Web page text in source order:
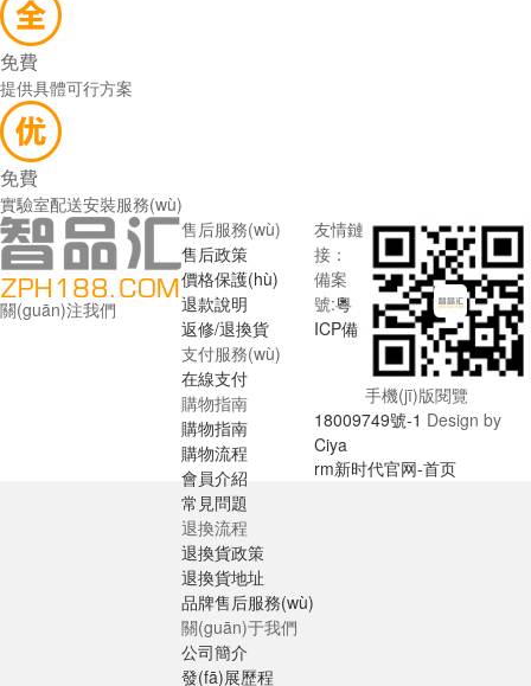
免費
提供具體可行方案
免費
實驗室配送安裝服務(wù)
關(guān)注我們
售后服務(wù)
售后政策
價格保護(hù)
退款說明
返修/退換貨
支付服務(wù)
在線支付
購物指南
購物指南
購物流程
會員介紹
常見問題
退換流程
退換貨政策
退換貨地址
品牌售后服務(wù)
關(guān)于我們
公司簡介
發(fā)展歷程
手機(jī)版閱覽
友情鏈
接：
備案
號:粵
ICP備
18009749號-1 Design by
Ciya
rm新时代官网-首页